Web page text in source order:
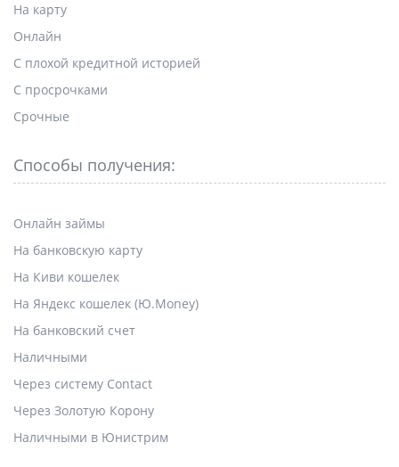
На карту
Онлайн
С плохой кредитной историей
С просрочками
Срочные
Способы получения:
Онлайн займы
На банковскую карту
На Киви кошелек
На Яндекс кошелек (Ю.Money)
На банковский счет
Наличными
Через систему Contact
Через Золотую Корону
Наличными в Юнистрим